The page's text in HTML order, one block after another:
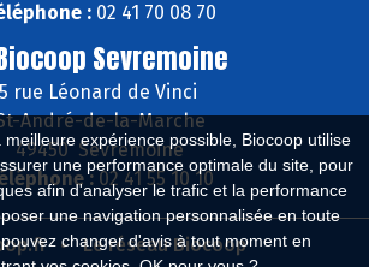
expérience possible, Biocoop utilise
une performance optimale du site, pour
afin d'analyser le trafic et la performance
une navigation personnalisée en toute
changer d'avis à tout moment en
:02 41 70 08 70
Sevremoine
5 rue Léonard de Vinci
André-de-la-Marche
49450 Sèvremoine
:02 41 55 10 10
Le réseau Biocoop